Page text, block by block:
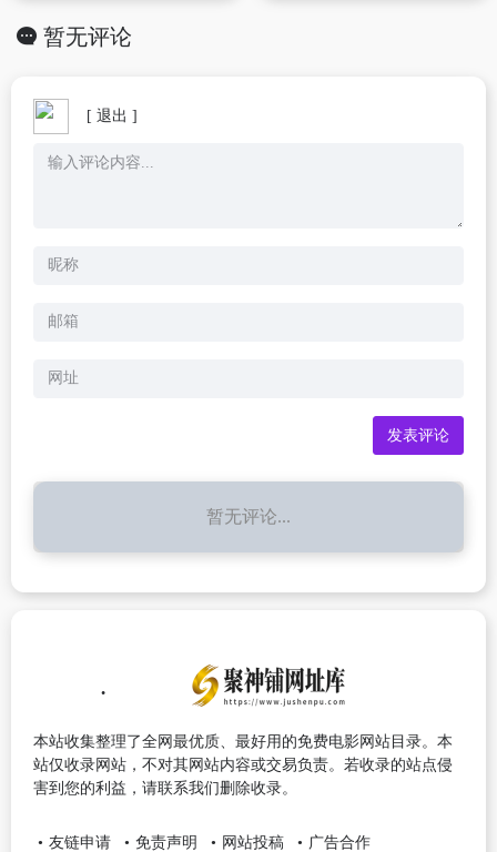
暂无评论
[ 退出 ]
暂无评论...
本站收集整理了全网最优质、最好用的免费电影网站目录。本
站仅收录网站，不对其网站内容或交易负责。若收录的站点侵
害到您的利益，请联系我们删除收录。
友链申请 免责声明 网站投稿 广告合作